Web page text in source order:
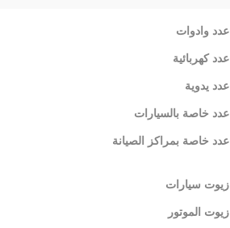
عدد وادوات
عدد كهربائية
عدد يدوية
عدد خاصة بالسيارات
عدد خاصة بمراكز الصيانة
زيوت سيارات
زيوت الموتور